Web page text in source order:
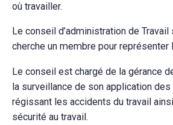
où travailler.
Le conseil d’administration de Travail
cherche un membre pour représenter
Le conseil est chargé de la gérance
la surveillance de son application
régissant les accidents du travail
sécurité au travail.